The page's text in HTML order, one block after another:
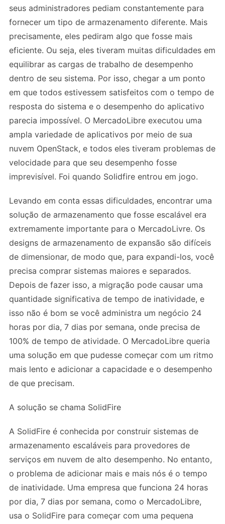
seus administradores pediam constantemente para
fornecer um tipo de armazenamento diferente. Mais
precisamente, eles pediram algo que fosse mais
eficiente. Ou seja, eles tiveram muitas dificuldades em
equilibrar as cargas de trabalho de desempenho
dentro de seu sistema. Por isso, chegar a um ponto
em que todos estivessem satisfeitos com o tempo de
resposta do sistema e o desempenho do aplicativo
parecia impossível. O MercadoLibre executou uma
ampla variedade de aplicativos por meio de sua
nuvem OpenStack, e todos eles tiveram problemas de
velocidade para que seu desempenho fosse
imprevisível. Foi quando Solidfire entrou em jogo.
Levando em conta essas dificuldades, encontrar uma
solução de armazenamento que fosse escalável era
extremamente importante para o MercadoLivre. Os
designs de armazenamento de expansão são difíceis
de dimensionar, de modo que, para expandi-los, você
precisa comprar sistemas maiores e separados.
Depois de fazer isso, a migração pode causar uma
quantidade significativa de tempo de inatividade, e
isso não é bom se você administra um negócio 24
horas por dia, 7 dias por semana, onde precisa de
100% de tempo de atividade. O MercadoLibre queria
uma solução em que pudesse começar com um ritmo
mais lento e adicionar a capacidade e o desempenho
de que precisam.
A solução se chama SolidFire
A SolidFire é conhecida por construir sistemas de
armazenamento escaláveis ​​para provedores de
serviços em nuvem de alto desempenho. No entanto,
o problema de adicionar mais e mais nós é o tempo
de inatividade. Uma empresa que funciona 24 horas
por dia, 7 dias por semana, como o MercadoLibre,
usa o SolidFire para começar com uma pequena